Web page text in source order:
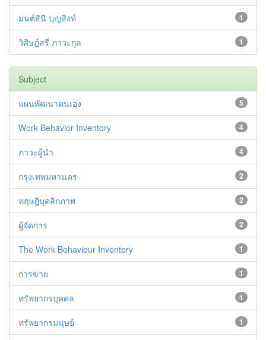
1
มนต์สินี บุญสิงห์
1
วิศิษฎ์สรี ภาวะกุล
Subject
5
แผนพัฒนาตนเอง
4
Work Behavior Inventory
4
ภาวะผู้นำ
2
กรุงเทพมหานคร
2
ทฤษฎีบุคลิกภาพ
2
ผู้จัดการ
1
The Work Behaviour Inventory
1
การขาย
1
ทรัพยากรบุคคล
1
ทรัพยากรมนุษย์